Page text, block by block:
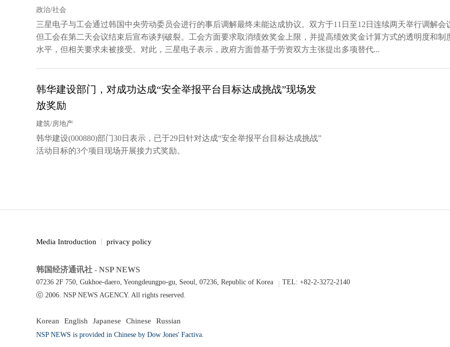
政治/社会
三星电子与工会通过韩国中央劳动委员会进行的事后调解最终未能达成协议。双方于11日至12日连续两天举行调解会
但工会在第二天会议结束后宣布谈判破裂。工会方面要求取消绩效奖金上限，并提高绩效奖金计算方式的透明度和制
水平，但相关要求未被接受。对此，三星电子表示，政府方面曾基于劳资双方主张提出多项替代...
韩华建设部门，对成功达成“安全举报平台目标达成挑战”现场发
放奖励
建筑/房地产
韩华建设(000880)部门30日表示，已于29日针对达成“安全举报平台目标达成挑战”
活动目标的3个项目现场开展接力式奖励。
Media Introduction privacy policy
韩国经济通讯社 - NSP NEWS
07236 2F 750, Gukhoe-daero, Yeongdeungpo-gu, Seoul, 07236, Republic of Korea
TEL: +82-2-3272-2140
ⓒ 2006. NSP NEWS AGENCY. All rights reserved.
Korean English Japanese Chinese Russian
NSP NEWS is provided in Chinese by Dow Jones' Factiva.